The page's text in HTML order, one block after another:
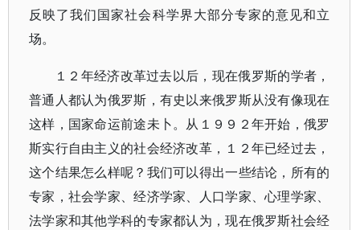
反映了我们国家社会科学界大部分专家的意见和立
场。
１２年经济改革过去以后，现在俄罗斯的学者，
普通人都认为俄罗斯，有史以来俄罗斯从没有像现在
这样，国家命运前途未卜。从１９９２年开始，俄罗
斯实行自由主义的社会经济改革，１２年已经过去，
这个结果怎么样呢？我们可以得出一些结论，所有的
专家，社会学家、经济学家、人口学家、心理学家、
法学家和其他学科的专家都认为，现在俄罗斯社会经